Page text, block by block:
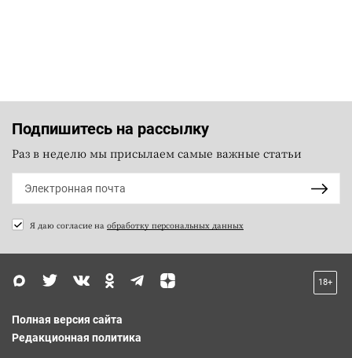
Подпишитесь на рассылку
Раз в неделю мы присылаем самые важные статьи
Я даю согласие на обработку персональных данных
18+
Полная версия сайта
Редакционная политика